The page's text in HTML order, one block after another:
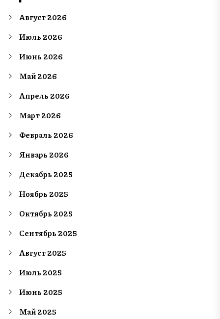
Август 2026
Июль 2026
Июнь 2026
Май 2026
Апрель 2026
Март 2026
Февраль 2026
Январь 2026
Декабрь 2025
Ноябрь 2025
Октябрь 2025
Сентябрь 2025
Август 2025
Июль 2025
Июнь 2025
Май 2025